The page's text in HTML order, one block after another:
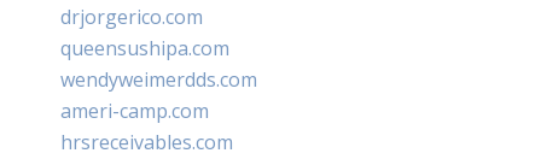
drjorgerico.com
queensushipa.com
wendyweimerdds.com
ameri-camp.com
hrsreceivables.com